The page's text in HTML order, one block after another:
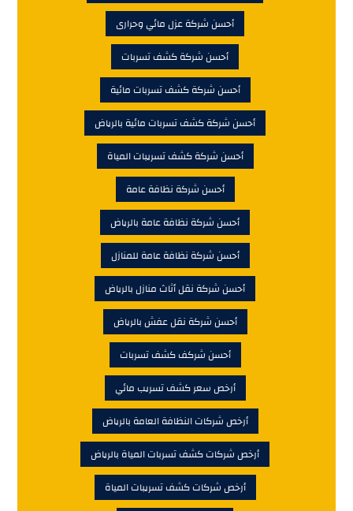
أحسن شركة عزل مائي وحرارى
أحسن شركة كشف تسربات
أحسن شركة كشف تسربات مائية
أحسن شركة كشف تسربات مائية بالرياض
أحسن شركة كشف تسريبات المياة
أحسن شركة نظافة عامة
أحسن شركة نظافة عامة بالرياض
أحسن شركة نظافة عامة للمنازل
أحسن شركة نقل أثاث منازل بالرياض
أحسن شركة نقل عفش بالرياض
أحسن شركف كشف تسربات
أرخص سعر كشف تسريب مائي
أرخص شركات النظافة العامة بالرياض
أرخص شركات كشف تسربات المياة بالرياض
أرخص شركات كشف تسريبات المياة